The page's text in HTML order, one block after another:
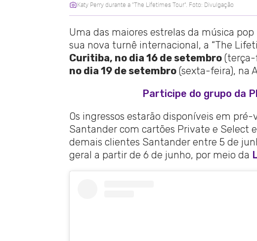
Katy Perry durante a "The Lifetimes Tour". Foto: Divulgação
Uma das maiores estrelas da música
sua nova turnê internacional, a “The
Curitiba, no dia 16 de setembro(terça-
no dia 19 de setembro(sexta-feira), na
Participe do grupo da
Os ingressos estarão disponíveis em
Santander com cartões Private e Select
demais clientes Santander entre 5 de
geral a partir de 6 de junho, por meio da